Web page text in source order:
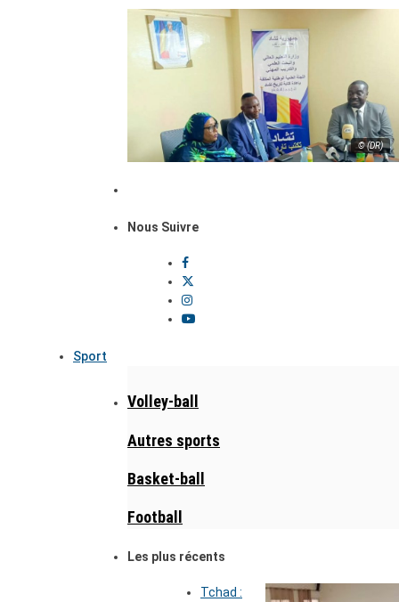
© (DR)
Nous Suivre
Sport
Volley-ball
Autres sports
Basket-ball
Football
Les plus récents
Tchad :